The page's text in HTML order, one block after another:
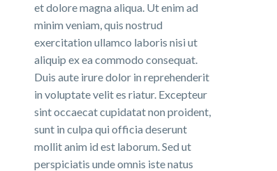
et dolore magna aliqua. Ut enim ad
minim veniam, quis nostrud
exercitation ullamco laboris nisi ut
aliquip ex ea commodo consequat.
Duis aute irure dolor in reprehenderit
in voluptate velit es riatur. Excepteur
sint occaecat cupidatat non proident,
sunt in culpa qui officia deserunt
mollit anim id est laborum. Sed ut
perspiciatis unde omnis iste natus